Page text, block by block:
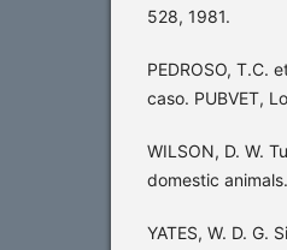
528, 1981.
PEDROSO, T.C.
caso. PUBVET,
WILSON, D. W.
domestic
YATES, W. D. G.